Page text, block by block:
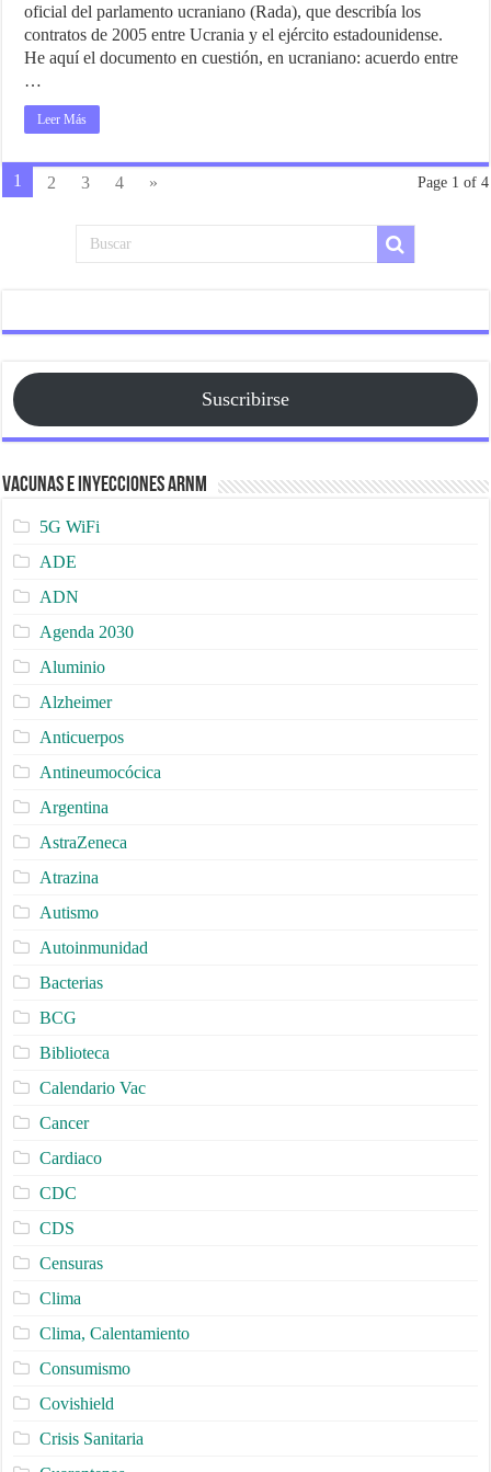
oficial del parlamento ucraniano (Rada), que describía los
contratos de 2005 entre Ucrania y el ejército estadounidense.
He aquí el documento en cuestión, en ucraniano: acuerdo entre
…
Leer Más
Page 1 of 4
1 2 3 4 »
Suscribirse
Vacunas e Inyecciones ARNm
5G WiFi
ADE
ADN
Agenda 2030
Aluminio
Alzheimer
Anticuerpos
Antineumocócica
Argentina
AstraZeneca
Atrazina
Autismo
Autoinmunidad
Bacterias
BCG
Biblioteca
Calendario Vac
Cancer
Cardiaco
CDC
CDS
Censuras
Clima
Clima, Calentamiento
Consumismo
Covishield
Crisis Sanitaria